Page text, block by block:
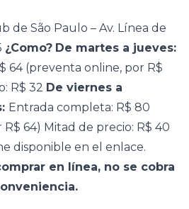
de São Paulo – Av. Línea de
¿Como? De martes a jueves:
64 (preventa online, por R$
R$ 32 De viernes a
Entrada completa: R$ 80
64) Mitad de precio: R$ 40
disponible en el enlace.
en línea, no se cobra